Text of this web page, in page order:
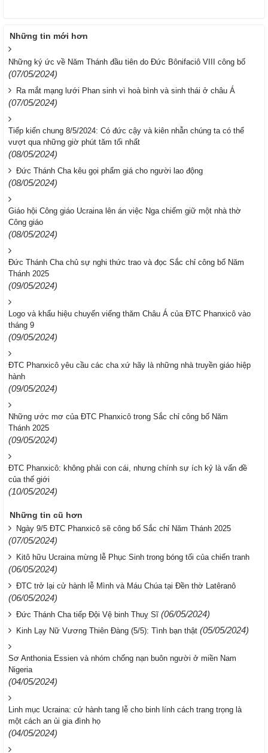
Những tin mới hơn
Những ký ức về Năm Thánh đầu tiên do Đức Bônifaciô VIII công bố
(07/05/2024)
Ra mắt mạng lưới Phan sinh vì hoà bình và sinh thái ở châu Á
(07/05/2024)
Tiếp kiến chung 8/5/2024: Có đức cậy và kiên nhẫn chúng ta có thể
vượt qua những giờ phút tăm tối nhất
(08/05/2024)
Đức Thánh Cha kêu gọi phẩm giá cho người lao động
(08/05/2024)
Giáo hội Công giáo Ucraina lên án việc Nga chiếm giữ một nhà thờ
Công giáo
(08/05/2024)
Đức Thánh Cha chủ sự nghi thức trao và đọc Sắc chỉ công bố Năm
Thánh 2025
(09/05/2024)
Logo và khẩu hiệu chuyến viếng thăm Châu Á của ĐTC Phanxicô vào
tháng 9
(09/05/2024)
ĐTC Phanxicô yêu cầu các cha xứ hãy là những nhà truyền giáo hiệp
hành
(09/05/2024)
Những ước mơ của ĐTC Phanxicô trong Sắc chỉ công bố Năm
Thánh 2025
(09/05/2024)
ĐTC Phanxicô: không phải con cái, nhưng chính sự ích kỷ là vấn đề
của thế giới
(10/05/2024)
Những tin cũ hơn
Ngày 9/5 ĐTC Phanxicô sẽ công bố Sắc chỉ Năm Thánh 2025
(07/05/2024)
Kitô hữu Ucraina mừng lễ Phục Sinh trong bóng tối của chiến tranh
(06/05/2024)
ĐTC trở lại cử hành lễ Mình và Máu Chúa tại Đền thờ Latêranô
(06/05/2024)
Đức Thánh Cha tiếp Đội Vệ binh Thuỵ Sĩ (06/05/2024)
Kinh Lạy Nữ Vương Thiên Đàng (5/5): Tình bạn thật (05/05/2024)
Sơ Anthonia Essien và nhóm chống nạn buôn người ở miền Nam
Nigeria
(04/05/2024)
Linh mục Ucraina: cử hành tang lễ cho binh lính cách trang trọng là
một cách an ủi gia đình họ
(04/05/2024)